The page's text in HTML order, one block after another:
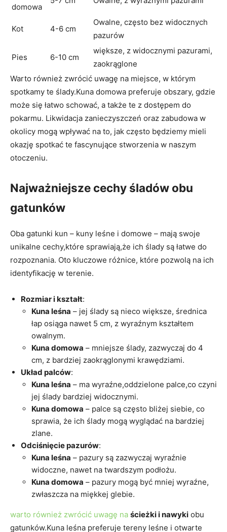
domowa
Kot 4-6 cm
Owalne, często bez widocznych
pazurów
Pies 6-10 cm
większe, z widocznymi pazurami,
zaokrąglone
Warto również zwrócić uwagę na miejsce, w którym
spotkamy te ślady.Kuna domowa preferuje obszary, gdzie
może się łatwo schować, a także te z dostępem do
pokarmu. Likwidacja zanieczyszczeń oraz zabudowa w
okolicy mogą wpływać na to, jak często będziemy mieli
okazję spotkać te fascynujące stworzenia w naszym
otoczeniu.
Najważniejsze cechy śladów obu
gatunków
Oba gatunki kun – kuny leśne i domowe – mają swoje
unikalne cechy,które sprawiają,że ich ślady są łatwe do
rozpoznania. Oto kluczowe różnice, które pozwolą na ich
identyfikację w terenie.
Rozmiar i kształt:
Kuna leśna – jej ślady są nieco większe, średnica
łap osiąga nawet 5 cm, z wyraźnym kształtem
owalnym.
Kuna domowa – mniejsze ślady, zazwyczaj do 4
cm, z bardziej zaokrąglonymi krawędziami.
Układ palców:
Kuna leśna – ma wyraźne,oddzielone palce,co czyni
jej ślady bardziej widocznymi.
Kuna domowa – palce są często bliżej siebie, co
sprawia, że ich ślady mogą wyglądać na bardziej
zlane.
Odciśnięcie pazurów:
Kuna leśna – pazury są zazwyczaj wyraźnie
widoczne, nawet na twardszym podłożu.
Kuna domowa – pazury mogą być mniej wyraźne,
zwłaszcza na miękkej glebie.
warto również zwrócić uwagę na ścieżki i nawyki obu
gatunków.Kuna leśna preferuje tereny leśne i otwarte